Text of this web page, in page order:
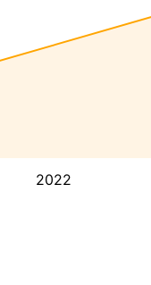
2022